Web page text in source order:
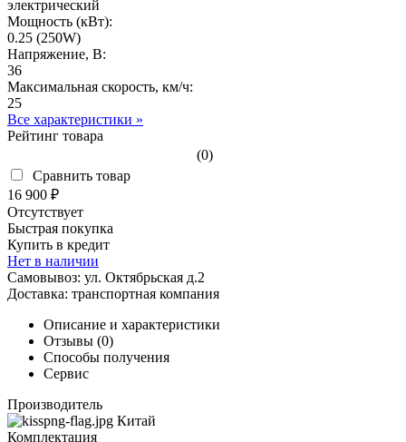
электрический
Мощность (кВт):
0.25 (250W)
Напряжение, В:
36
Максимальная скорость, км/ч:
25
Все характеристики »
Рейтинг товара
(0)
Сравнить товар
16 900 ₽
Отсутствует
Быстрая покупка
Купить в кредит
Нет в наличии
Самовывоз: ул. Октябрьская д.2
Доставка: транспортная компания
Описание и характеристики
Отзывы (0)
Способы получения
Сервис
Производитель
Китай
Комплектация